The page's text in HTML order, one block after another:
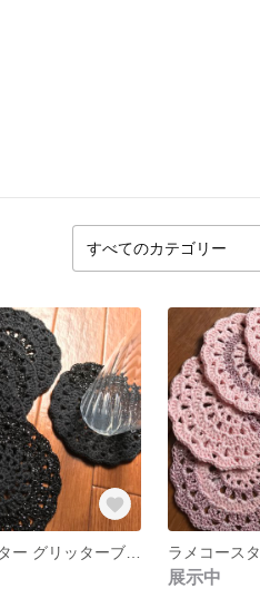
ラメコースター グリッターブラック 5枚セット 受注制作
展示中